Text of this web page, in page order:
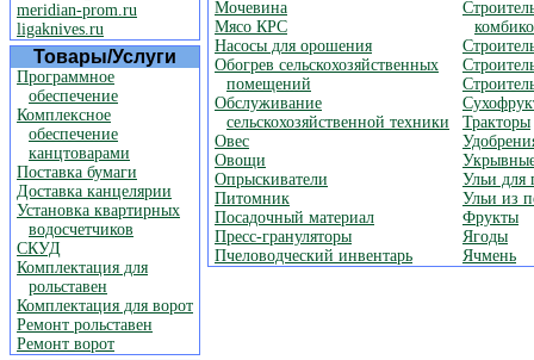
meridian-prom.ru
ligaknives.ru
Товары/Услуги
Программное
обеспечение
Комплексное
обеспечение
канцтоварами
Поставка бумаги
Доставка канцелярии
Установка квартирных
водосчетчиков
СКУД
Комплектация для
рольставен
Комплектация для ворот
Ремонт рольставен
Ремонт ворот
Мочевина
Мясо КРС
Насосы для орошения
Обогрев сельскохозяйственных
помещений
Обслуживание
сельскохозяйственной техники
Овес
Овощи
Опрыскиватели
Питомник
Посадочный материал
Пресс-грануляторы
Пчеловодческий инвентарь
Тракторы
Ульи для
Ульи из
Фрукты
Ягоды
Ячмень